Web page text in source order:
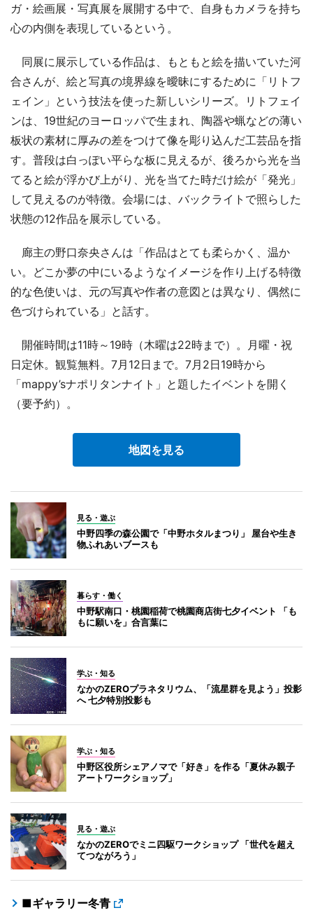
ガ・絵画展・写真展を展開する中で、自身もカメラを持ち
心の内側を表現しているという。
同展に展示している作品は、もともと絵を描いていた河
合さんが、絵と写真の境界線を曖昧にするために「リトフ
ェイン」という技法を使った新しいシリーズ。リトフェイ
ンは、19世紀のヨーロッパで生まれ、陶器や蝋などの薄い
板状の素材に厚みの差をつけて像を彫り込んだ工芸品を指
す。普段は白っぽい平らな板に見えるが、後ろから光を当
てると絵が浮かび上がり、光を当てた時だけ絵が「発光」
して見えるのが特徴。会場には、バックライトで照らした
状態の12作品を展示している。
廊主の野口奈央さんは「作品はとても柔らかく、温か
い。どこか夢の中にいるようなイメージを作り上げる特徴
的な色使いは、元の写真や作者の意図とは異なり、偶然に
色づけられている」と話す。
開催時間は11時～19時（木曜は22時まで）。月曜・祝
日定休。観覧無料。7月12日まで。7月2日19時から
「mappy’sナポリタンナイト」と題したイベントを開く
（要予約）。
地図を見る
見る・遊ぶ
中野四季の森公園で「中野ホタルまつり」 屋台や生き
物ふれあいブースも
暮らす・働く
中野駅南口・桃園稲荷で桃園商店街七夕イベント 「も
もに願いを」合言葉に
学ぶ・知る
なかのZEROプラネタリウム、「流星群を見よう」投影
へ 七夕特別投影も
学ぶ・知る
中野区役所シェアノマで「好き」を作る「夏休み親子
アートワークショップ」
見る・遊ぶ
なかのZEROでミニ四駆ワークショップ 「世代を超え
てつながろう」
■ギャラリー冬青